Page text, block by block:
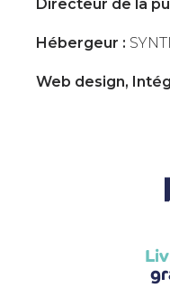
Directeur de la
Hébergeur :
Web design,